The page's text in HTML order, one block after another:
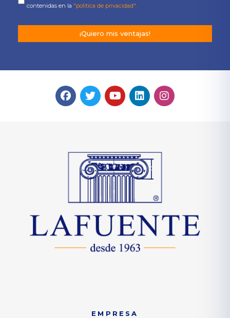
contenidas en la "política de privacidad".
¡Quiero mis ventajas!
EMPRESA